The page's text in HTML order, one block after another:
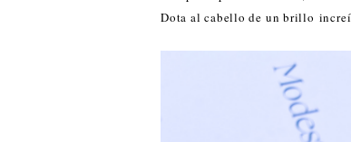
Dota al cabello de un brillo